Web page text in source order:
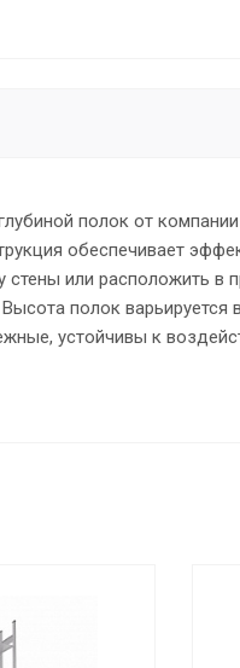
полок от
обеспечивает
стены или расположить в
полок варьируется
устойчивы к